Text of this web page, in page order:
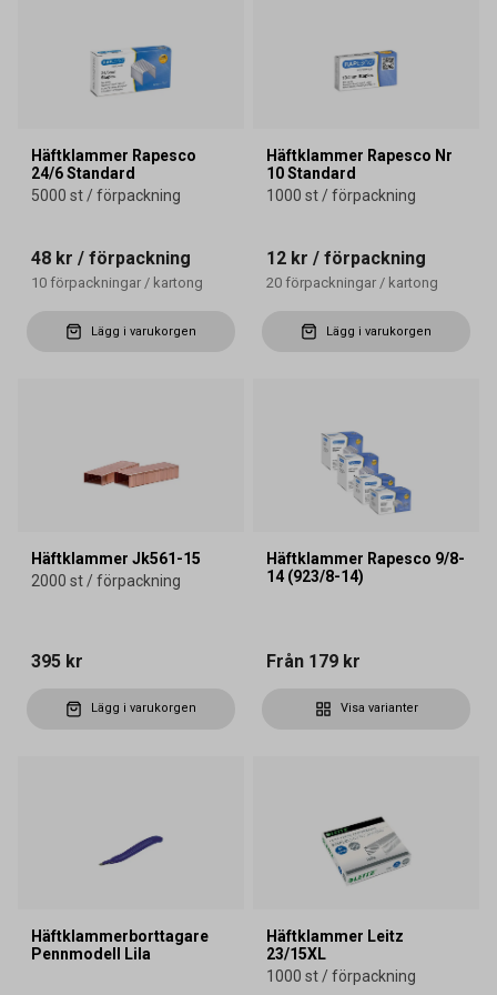
Häftklammer Rapesco
24/6 Standard
5000 st / förpackning
48 kr / förpackning
10 förpackningar / kartong
Lägg i varukorgen
Häftklammer Rapesco Nr
10 Standard
1000 st / förpackning
12 kr / förpackning
20 förpackningar / kartong
Lägg i varukorgen
Häftklammer Jk561-15
2000 st / förpackning
395 kr
Lägg i varukorgen
Häftklammer Rapesco 9/8-
14 (923/8-14)
Från 179 kr
Visa varianter
Häftklammerborttagare
Pennmodell Lila
Häftklammer Leitz
23/15XL
1000 st / förpackning